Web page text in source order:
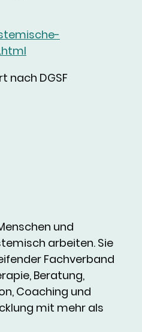
nach DGSF
und
arbeiten. Sie
Fachverband
Beratung,
Coaching und
mit mehr als